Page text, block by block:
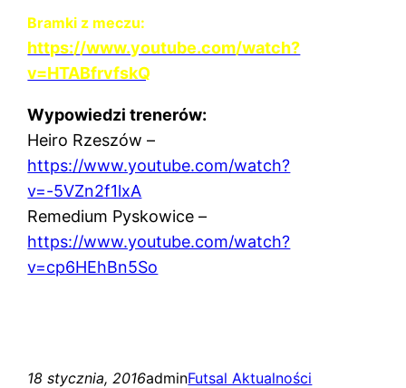
Bramki z meczu:
https://www.youtube.com/watch?
v=HTABfrvfskQ
Wypowiedzi trenerów:
Heiro Rzeszów –
https://www.youtube.com/watch?
v=-5VZn2f1lxA
Remedium Pyskowice –
https://www.youtube.com/watch?
v=cp6HEhBn5So
18 stycznia, 2016adminFutsal Aktualności